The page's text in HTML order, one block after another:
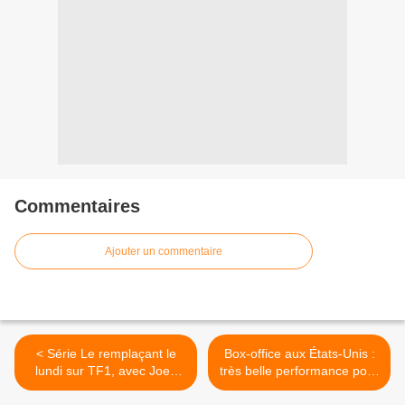
Commentaires
Ajouter un commentaire
< Série Le remplaçant le
lundi sur TF1, avec Joey
Starr : résumé des
Box-office aux États-Unis :
très belle performance pour
Danny Boyle, grosse